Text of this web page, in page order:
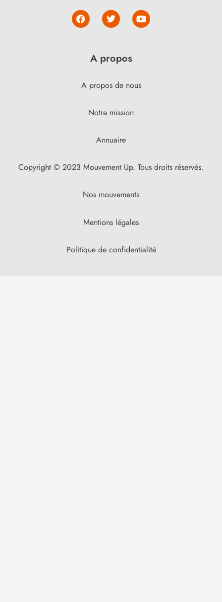
A propos
A propos de nous
Notre mission
Annuaire
Copyright © 2023 Mouvement Up. Tous droits réservés.
Nos mouvements
Mentions légales
Politique de confidentialité